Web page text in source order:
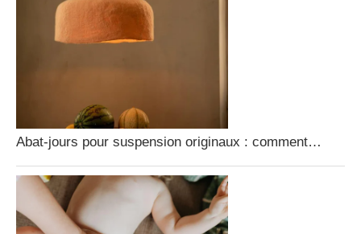
Abat-jours pour suspension originaux : comment…